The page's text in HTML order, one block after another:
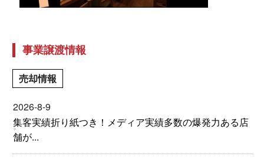
事業譲渡情報
売却情報
2026-8-9
集客実績折り紙つき！メディア実績多数の爆発力ある店
舗が...